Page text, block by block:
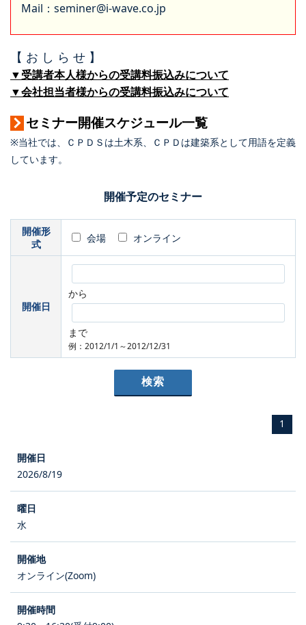
Mail：seminer@i-wave.co.jp
【 お し ら せ 】
▼受講者本人様からの受講料振込みについて
▼会社担当者様からの受講料振込みについて
セミナー開催スケジュール一覧
※当社では、ＣＰＤＳは土木系、ＣＰＤは建築系として用語を定義
しています。
開催予定のセミナー
開催形
式
会場 オンライン
開催日
から
まで
例：2012/1/1～2012/12/31
1
2026/8/19
水
オンライン(Zoom)